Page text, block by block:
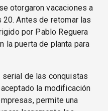
otorgaron vacaciones a
Antes de retomar las
por Pablo Reguera
la puerta de planta para
serial de las conquistas
la modificación
permite una